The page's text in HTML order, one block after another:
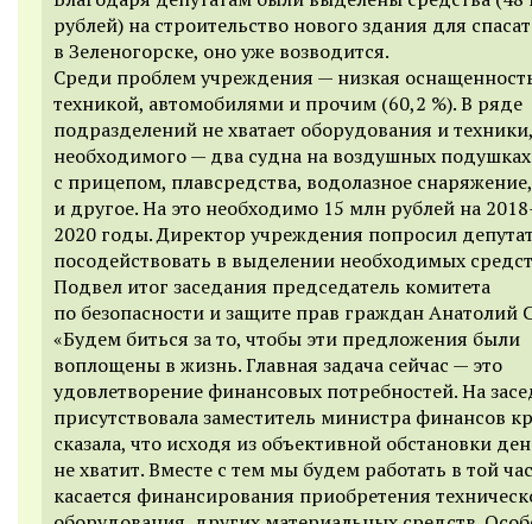
рублей) на строительство нового здания для
в Зеленогорске, оно уже возводится.
Среди проблем учреждения — низкая
техникой, автомобилями и прочим (60,2 %). В ряде
подразделений не хватает оборудования и
необходимого — два судна на воздушных подушках
с прицепом, плавсредства, водолазное
и другое. На это необходимо 15 млн рублей на
2020 годы. Директор учреждения попросил
посодействовать в выделении необходимых
Подвел итог заседания председатель комитета
по безопасности и защите прав граждан Анатолий
«Будем биться за то, чтобы эти предложения были
воплощены в жизнь. Главная задача сейчас — это
удовлетворение финансовых потребностей. На
присутствовала заместитель министра финансов
сказала, что исходя из объективной обстановки
не хватит. Вместе с тем мы будем работать в той
касается финансирования приобретения